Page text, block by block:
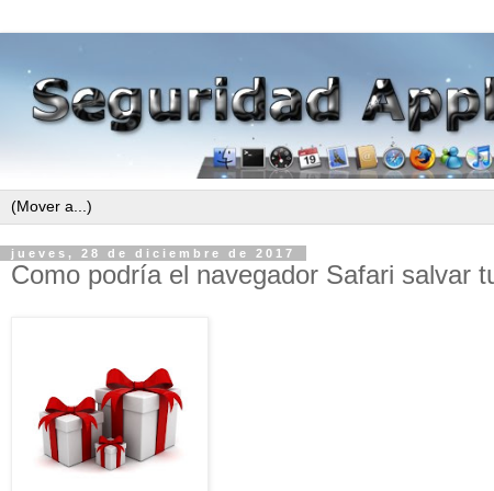
jueves, 28 de diciembre de 2017
Como podría el navegador Safari salvar